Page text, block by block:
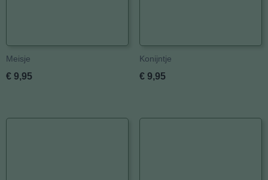
Meisje
€ 9,95
Konijntje
€ 9,95